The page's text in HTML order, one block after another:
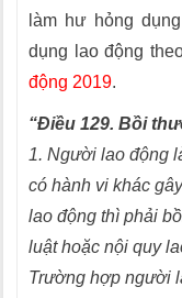
làm hư hỏng
dụng lao động
động 2019.
“Điều 129. Bồi
1. Người lao động
có hành vi khác
lao động thì phải
luật hoặc nội quy
Trường hợp người